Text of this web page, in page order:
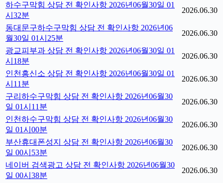
하수구막힘 상담 전 확인사항 2026년06월30일 01
시32분
2026.06.30
동대문구하수구막힘 상담 전 확인사항 2026년06
월30일 01시25분
2026.06.30
광교피부과 상담 전 확인사항 2026년06월30일 01
시18분
2026.06.30
인천흥신소 상담 전 확인사항 2026년06월30일 01
시11분
2026.06.30
구리하수구막힘 상담 전 확인사항 2026년06월30
일 01시11분
2026.06.30
인천하수구막힘 상담 전 확인사항 2026년06월30
일 01시00분
2026.06.30
부산휴대폰성지 상담 전 확인사항 2026년06월30
일 00시53분
2026.06.30
네이버 검색광고 상담 전 확인사항 2026년06월30
일 00시38분
2026.06.30